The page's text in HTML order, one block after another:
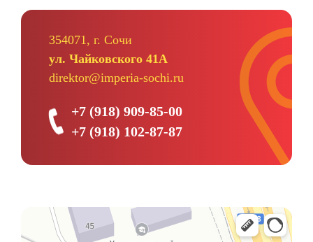
354071, г. Сочи
ул. Чайковского 41А
direktor@imperia-sochi.ru
+7 (918) 909-85-00
+7 (918) 102-87-87